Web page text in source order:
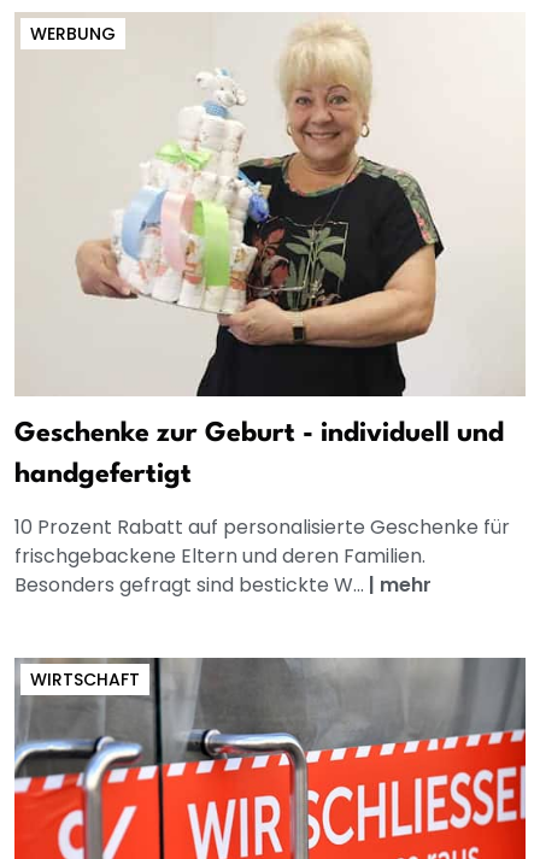
WERBUNG
Geschenke zur Geburt - individuell und
handgefertigt
10 Prozent Rabatt auf personalisierte Geschenke für
frischgebackene Eltern und deren Familien.
Besonders gefragt sind bestickte W... | mehr
WIRTSCHAFT